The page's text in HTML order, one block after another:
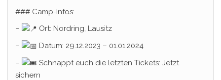
### Camp-Infos:
–
Ort: Nordring, Lausitz
–
Datum: 29.12.2023 – 01.01.2024
–
Schnappt euch die letzten Tickets: Jetzt
sichern